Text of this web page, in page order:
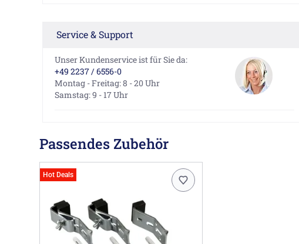
Service & Support
Unser Kundenservice ist für Sie da:
+49 2237 / 6556-0
Montag - Freitag: 8 - 20 Uhr
Samstag: 9 - 17 Uhr
Passendes Zubehör
Hot Deals